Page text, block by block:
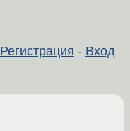
Регистрация - Вход